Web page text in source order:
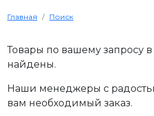
Главная Поиск
Товары по вашему запросу
найдены.
Наши менеджеры с
вам необходимый заказ.